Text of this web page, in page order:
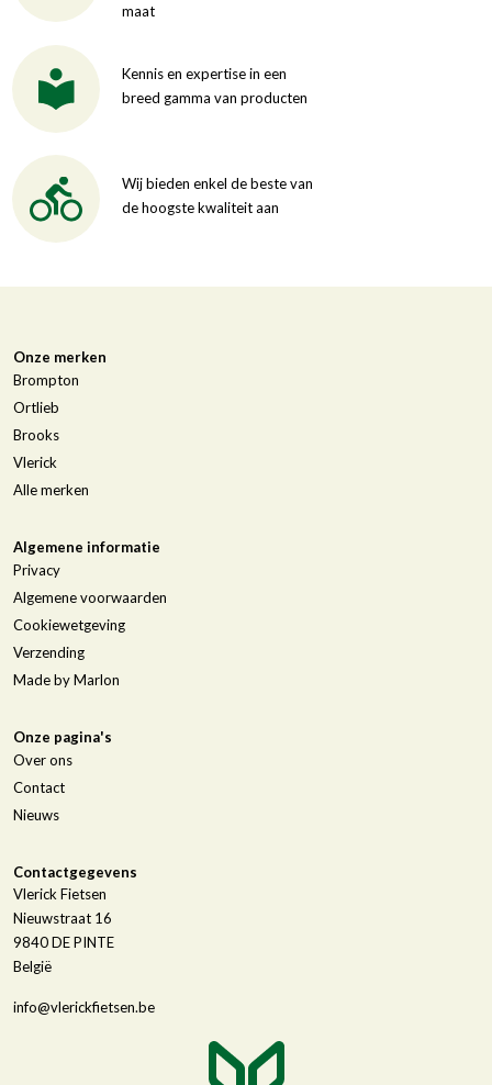
maat
Kennis en expertise in een
breed gamma van producten
Wij bieden enkel de beste van
de hoogste kwaliteit aan
Onze merken
Brompton
Ortlieb
Brooks
Vlerick
Alle merken
Algemene informatie
Privacy
Algemene voorwaarden
Cookiewetgeving
Verzending
Made by Marlon
Onze pagina's
Over ons
Contact
Nieuws
Contactgegevens
Vlerick Fietsen
Nieuwstraat 16
9840DE PINTE
België
info@vlerickfietsen.be